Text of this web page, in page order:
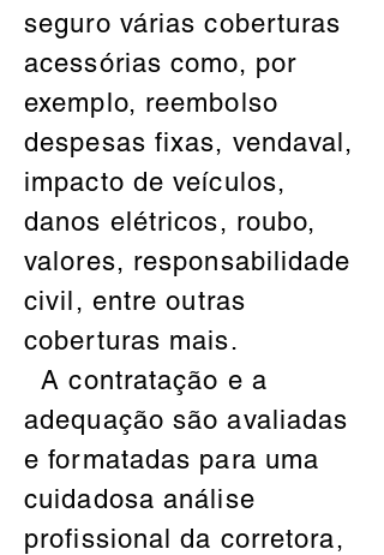
seguro várias coberturas
acessórias como, por
exemplo, reembolso
despesas fixas, vendaval,
impacto de veículos,
danos elétricos, roubo,
valores, responsabilidade
civil, entre outras
coberturas mais.
A contratação e a
adequação são avaliadas
e formatadas para uma
cuidadosa análise
profissional da corretora,